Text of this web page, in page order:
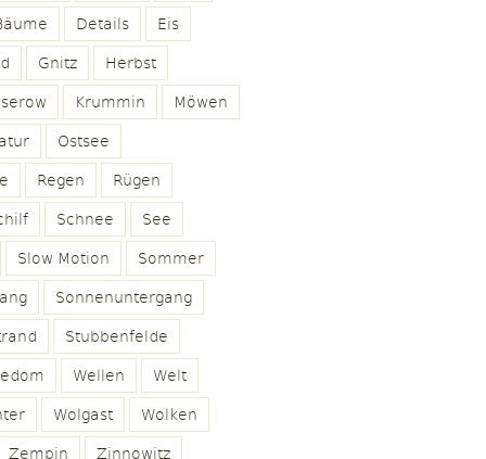
Details
Eis
Gnitz
Herbst
Krummin
Möwen
Ostsee
Regen
Rügen
Schnee
See
Slow Motion
Sommer
Sonnenuntergang
Stubbenfelde
Wellen
Welt
Wolgast
Wolken
Zempin Zinnowitz